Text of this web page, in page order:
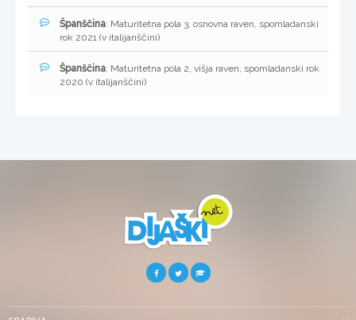
Španščina: Maturitetna pola 3, osnovna raven, spomladanski
rok 2021 (v italijanščini)
Španščina: Maturitetna pola 2, višja raven, spomladanski rok
2020 (v italijanščini)